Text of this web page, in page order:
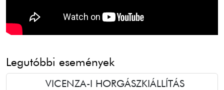
Legutóbbi események
VICENZA-I HORGÁSZKIÁLLÍTÁS